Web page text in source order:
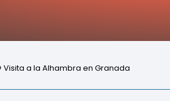
Visita a la Alhambra en Granada